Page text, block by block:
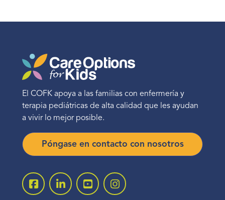
El COFK apoya a las familias con enfermería y
terapia pediátricas de alta calidad que les ayudan
a vivir lo mejor posible.
Póngase en contacto con nosotros